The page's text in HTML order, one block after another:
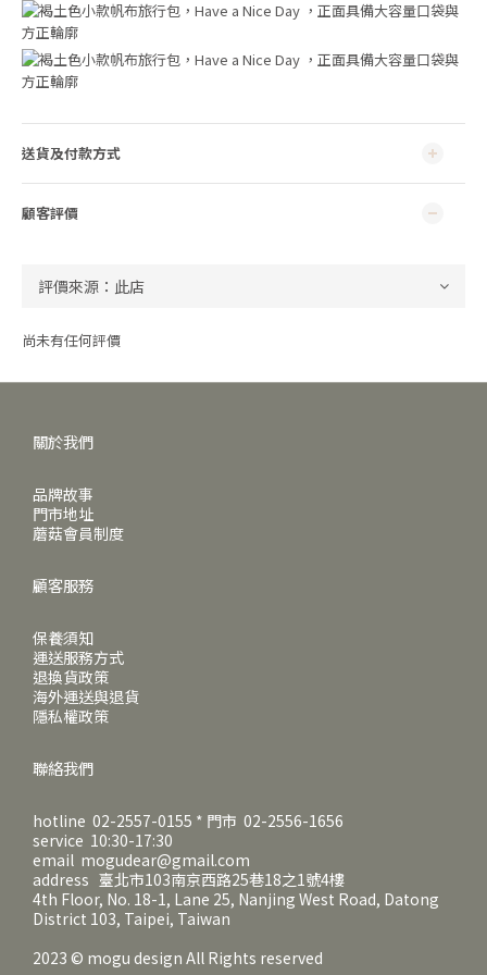
送貨及付款方式
顧客評價
尚未有任何評價
關於我們
品牌故事
門市地址
蘑菇會員制度
顧客服務
保養須知
運送服務方式
退換貨政策
海外運送與退貨
隱私權政策
聯絡我們
hotline 02-2557-0155 * 門市 02-2556-1656
service 10:30-17:30
email mogudear@gmail.com
address 臺北市103南京西路25巷18之1號4樓
4th Floor, No. 18-1, Lane 25, Nanjing West Road, Datong
District 103, Taipei, Taiwan
2023 © mogu design All Rights reserved